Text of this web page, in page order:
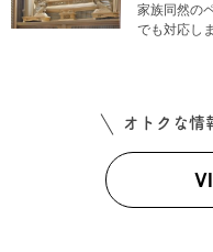
家族同然の
でも対応し
オトクな情